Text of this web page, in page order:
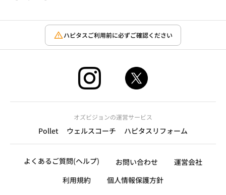
ハピタスご利用前に必ずご確認ください
オズビジョンの運営サービス
Pollet ウェルスコーチ ハピタスリフォーム
よくあるご質問(ヘルプ) お問い合わせ
運営会社
利用規約
個人情報保護方針